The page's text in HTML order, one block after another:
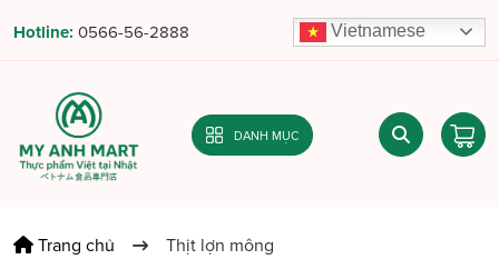
Hotline: 0566-56-2888 Vietnamese
DANH MỤC
Trang chủ Thịt lợn mông